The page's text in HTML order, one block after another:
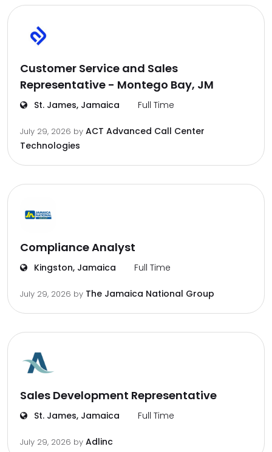
Customer Service and Sales
Representative - Montego Bay, JM
St. James, Jamaica Full Time
July 29, 2026 by ACT Advanced Call Center
Technologies
Compliance Analyst
Kingston, Jamaica Full Time
July 29, 2026 by The Jamaica National Group
Sales Development Representative
St. James, Jamaica Full Time
July 29, 2026 by Adlinc